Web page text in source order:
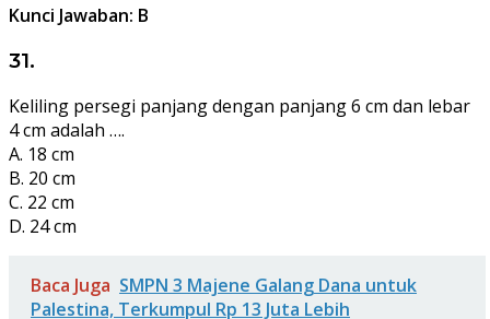
Kunci Jawaban: B
31.
Keliling persegi panjang dengan panjang 6 cm dan lebar
4 cm adalah ….
A. 18 cm
B. 20 cm
C. 22 cm
D. 24 cm
Baca Juga SMPN 3 Majene Galang Dana untuk
Palestina, Terkumpul Rp 13 Juta Lebih